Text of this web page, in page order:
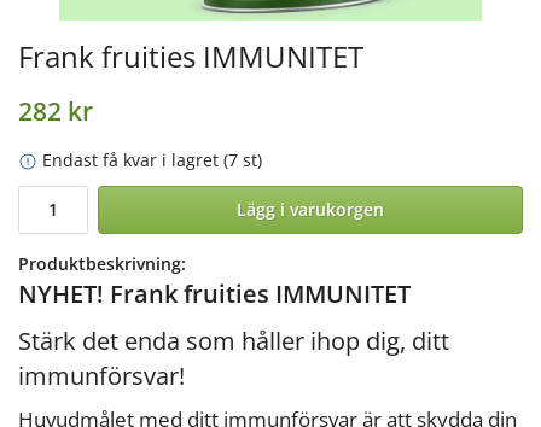
Frank fruities IMMUNITET
282 kr
Endast få kvar i lagret (7 st)
Lägg i varukorgen
Produktbeskrivning:
NYHET! Frank fruities IMMUNITET
Stärk det enda som håller ihop dig, ditt
immunförsvar!
Huvudmålet med ditt immunförsvar är att skydda din